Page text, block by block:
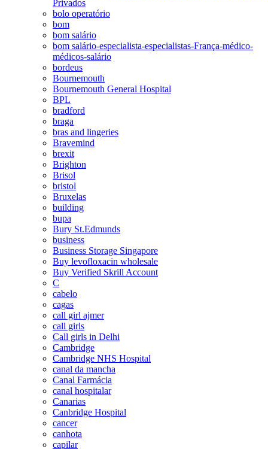
Privados
bolo operatório
bom
bom salário
bom salário-especialista-especialistas-França-médico-
médicos-salário
bordeus
Bournemouth
Bournemouth General Hospital
BPL
bradford
braga
bras and lingeries
Bravemind
brexit
Brighton
Brisol
bristol
Bruxelas
building
bupa
Bury St.Edmunds
business
Business Storage Singapore
Buy levofloxacin wholesale
Buy Verified Skrill Account
C
cabelo
cagas
call girl ajmer
call girls
Call girls in Delhi
Cambridge
Cambridge NHS Hospital
canal da mancha
Canal Farmácia
canal hospitalar
Canarias
Canbridge Hospital
cancer
canhota
capilar